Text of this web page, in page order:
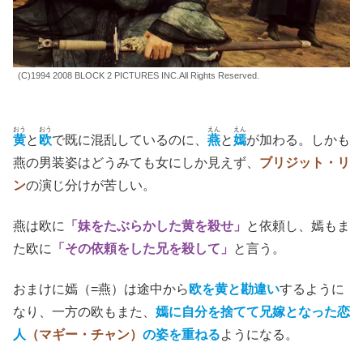
(C)1994 2008 BLOCK 2 PICTURES INC.All Rights Reserved.
黄
おう
と 欧
おう
で既に混乱しているのに、 燕
えん
と嫣
えん
が加わる。しかも
燕の男装姿はどうみても女にしか見えず、 ブリジット・リ
ンの演じ分けが苦しい。
燕は欧に 「妹をたぶらかした黄を殺せ」
と依頼し、嫣もま
た欧に
「その依頼をした兄を殺して」 と言う。
おまけに嫣（=燕）は途中から 欧を黄と勘違いするように
なり、一方の欧もまた、 嫣に自分を捨てて兄嫁となった恋
人
（マギー・チャン） の姿を重ねるようになる。